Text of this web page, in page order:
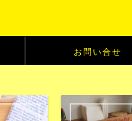
お問い合せ